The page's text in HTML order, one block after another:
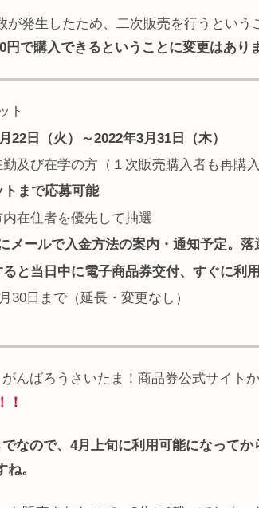
発生したため、二次販売を行うという
で購入できるということに変更はあり
ト
22日（火）～2022年3月31日（木）
及び在学の方（１次販売購入者も再購入
トまで応募可能
在住者を優先して抽選
メールで入金方法の案内・通知予定。
と当日中に電子商品券交付、すぐに利
30日まで（延長・変更なし）
んばろうさいたま！商品券公式サイト
！
なので、4月上旬に利用可能になって
。